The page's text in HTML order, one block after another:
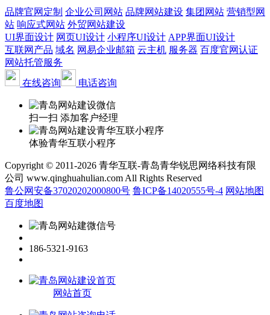
品牌官网定制 企业公司网站 品牌网站建设 集团网站 营销型网
站 响应式网站 外贸网站建设
UI界面设计 网页UI设计 小程序UI设计 APP界面UI设计
互联网产品 域名 网易企业邮箱 云主机 服务器 百度官网认证
网站托管服务
在线咨询
电话咨询
扫一扫 添加客户经理
体验青华互联小程序
Copyright © 2011-2026 青华互联-青岛青华锐思网络科技有限
公司 www.qinghuahulian.com All Rights Reserved
鲁公网安备37020202000800号 鲁ICP备14020555号-4 网站地图
百度地图
186-5321-9163
网站首页